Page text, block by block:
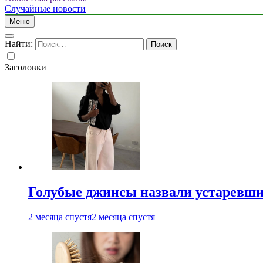
Случайные новости
Меню
Найти:
Заголовки
Голубые джинсы назвали
2 месяца спустя2 месяца спустя